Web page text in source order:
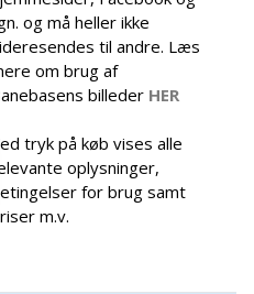
og må heller ikke
til andre. Læs
om brug af
billeder HER
tryk på køb vises alle
oplysninger,
for brug samt
m.v.